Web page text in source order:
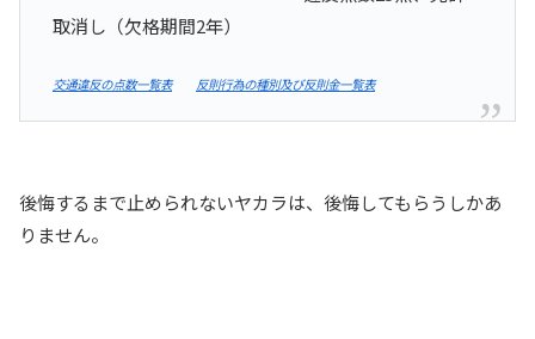
取消し（欠格期間2年）
交通違反の点数一覧表 反則行為の種別及び反則金一覧表
後悔するまで止められないヤカラは、後悔してもらうしかあ
りません。